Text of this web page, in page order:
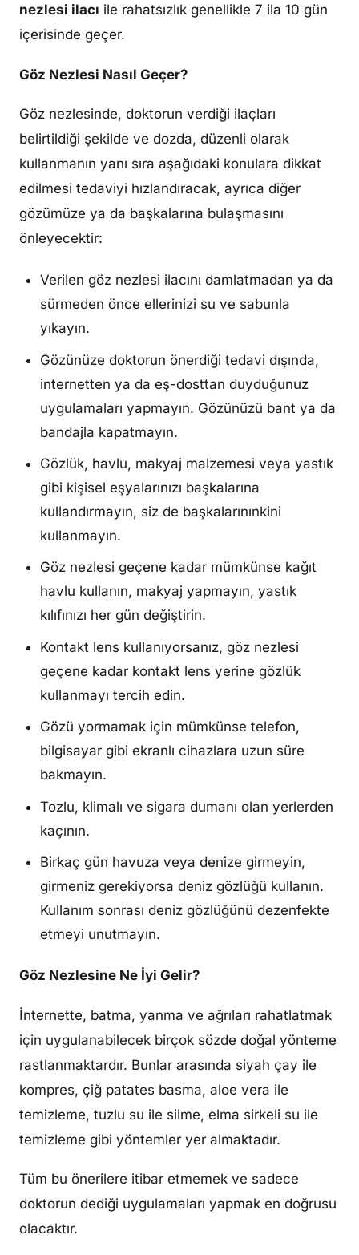
nezlesi ilacı ile rahatsızlık genellikle 7 ila 10 gün
içerisinde geçer.
Göz Nezlesi Nasıl Geçer?
Göz nezlesinde, doktorun verdiği ilaçları
belirtildiği şekilde ve dozda, düzenli olarak
kullanmanın yanı sıra aşağıdaki konulara dikkat
edilmesi tedaviyi hızlandıracak, ayrıca diğer
gözümüze ya da başkalarına bulaşmasını
önleyecektir:
Verilen göz nezlesi ilacını damlatmadan ya da
sürmeden önce ellerinizi su ve sabunla
yıkayın.
Gözünüze doktorun önerdiği tedavi dışında,
internetten ya da eş-dosttan duyduğunuz
uygulamaları yapmayın. Gözünüzü bant ya da
bandajla kapatmayın.
Gözlük, havlu, makyaj malzemesi veya yastık
gibi kişisel eşyalarınızı başkalarına
kullandırmayın, siz de başkalarınınkini
kullanmayın.
Göz nezlesi geçene kadar mümkünse kağıt
havlu kullanın, makyaj yapmayın, yastık
kılıfınızı her gün değiştirin.
Kontakt lens kullanıyorsanız, göz nezlesi
geçene kadar kontakt lens yerine gözlük
kullanmayı tercih edin.
Gözü yormamak için mümkünse telefon,
bilgisayar gibi ekranlı cihazlara uzun süre
bakmayın.
Tozlu, klimalı ve sigara dumanı olan yerlerden
kaçının.
Birkaç gün havuza veya denize girmeyin,
girmeniz gerekiyorsa deniz gözlüğü kullanın.
Kullanım sonrası deniz gözlüğünü dezenfekte
etmeyi unutmayın.
Göz Nezlesine Ne İyi Gelir?
İnternette, batma, yanma ve ağrıları rahatlatmak
için uygulanabilecek birçok sözde doğal yönteme
rastlanmaktardır. Bunlar arasında siyah çay ile
kompres, çiğ patates basma, aloe vera ile
temizleme, tuzlu su ile silme, elma sirkeli su ile
temizleme gibi yöntemler yer almaktadır.
Tüm bu önerilere itibar etmemek ve sadece
doktorun dediği uygulamaları yapmak en doğrusu
olacaktır.